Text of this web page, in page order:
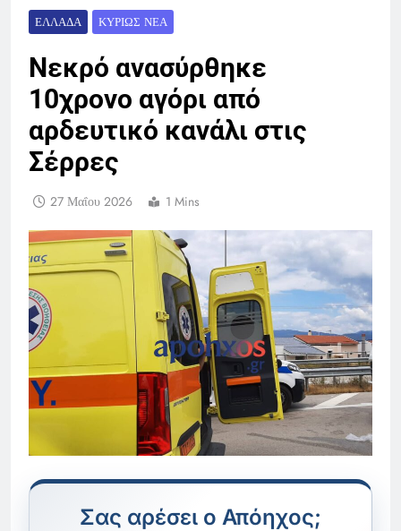
ΕΛΛΆΔΑ ΚΥΡΊΩΣ ΝΈΑ
Νεκρό ανασύρθηκε
10χρονο αγόρι από
αρδευτικό κανάλι στις
Σέρρες
27 Μαΐου 2026 1 Mins
Σας αρέσει ο Απόηχος;